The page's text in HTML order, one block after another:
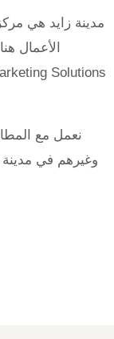
مدينة زايد هي
الأعمال
نعمل مع
وغيرهم في مدينة